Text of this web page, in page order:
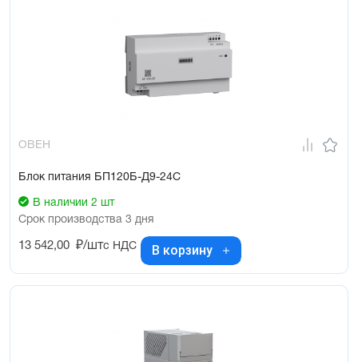
ОВЕН
Блок питания БП120Б-Д9-24С
В наличии 2 шт
Срок производства 3 дня
13 542,00 ₽/штс НДС В корзину